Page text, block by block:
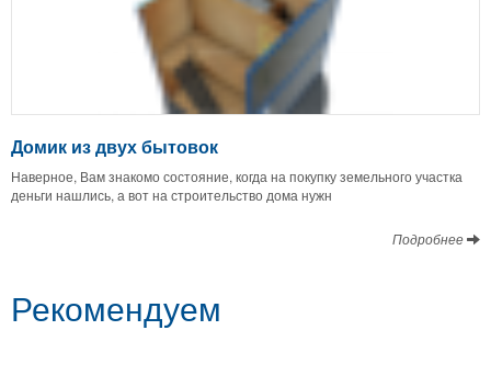
Домик из двух бытовок
Наверное, Вам знакомо состояние, когда на покупку земельного участка
деньги нашлись, а вот на строительство дома нужн
Подробнее
Рекомендуем